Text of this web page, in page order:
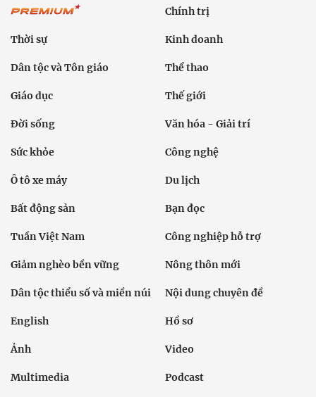
Chính trị
Thời sự Kinh doanh
Dân tộc và Tôn giáo Thể thao
Giáo dục Thế giới
Đời sống Văn hóa - Giải trí
Sức khỏe Công nghệ
Ô tô xe máy Du lịch
Bất động sản Bạn đọc
Tuần Việt Nam Công nghiệp hỗ trợ
Giảm nghèo bền vững Nông thôn mới
Dân tộc thiểu số và miền núi Nội dung chuyên đề
English Hồ sơ
Ảnh Video
Multimedia Podcast